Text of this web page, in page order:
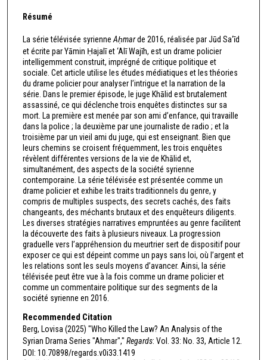
Résumé
La série télévisée syrienneAḥmarde 2016, réalisée par Jūd Sa‘īd
et écrite par Yāmin Ḥajalī et ‘Alī Wajīh, est un drame policier
intelligemment construit, imprégné de critique politique et
sociale. Cet article utilise les études médiatiques et les théories
du drame policier pour analyser l’intrigue et la narration de la
série. Dans le premier épisode, le juge Khālid est brutalement
assassiné, ce qui déclenche trois enquêtes distinctes sur sa
mort. La première est menée par son ami d’enfance, qui travaille
dans la police ; la deuxième par une journaliste de radio ; et la
troisième par un vieil ami du juge, qui est enseignant. Bien que
leurs chemins se croisent fréquemment, les trois enquêtes
révèlent différentes versions de la vie de Khālid et,
simultanément, des aspects de la société syrienne
contemporaine. La série télévisée est présentée comme un
drame policier et exhibe les traits traditionnels du genre, y
compris de multiples suspects, des secrets cachés, des faits
changeants, des méchants brutaux et des enquêteurs diligents.
Les diverses stratégies narratives empruntées au genre facilitent
la découverte des faits à plusieurs niveaux. La progression
graduelle vers l’appréhension du meurtrier sert de dispositif pour
exposer ce qui est dépeint comme un pays sans loi, où l’argent et
les relations sont les seuls moyens d’avancer. Ainsi, la série
télévisée peut être vue à la fois comme un drame policier et
comme un commentaire politique sur des segments de la
société syrienne en 2016.
Recommended Citation
Berg, Lovisa (2025) "Who Killed the Law? An Analysis of the
Syrian Drama Series "Ahmar"," Regards: Vol. 33: No. 33, Article 12.
DOI: 10.70898/regards.v0i33.1419